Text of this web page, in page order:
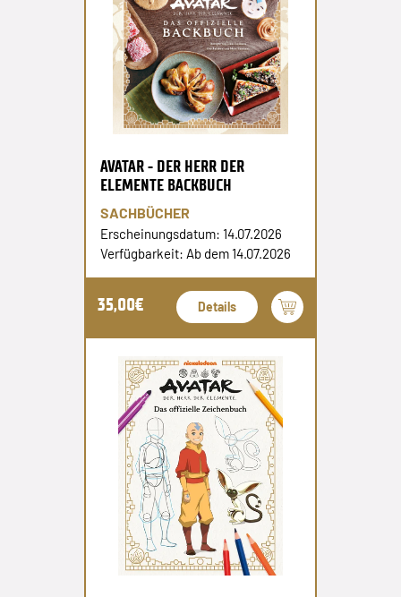
AVATAR - DER HERR DER
ELEMENTE BACKBUCH
SACHBÜCHER
Erscheinungsdatum: 14.07.2026
Verfügbarkeit: Ab dem 14.07.2026
35,00€ Details